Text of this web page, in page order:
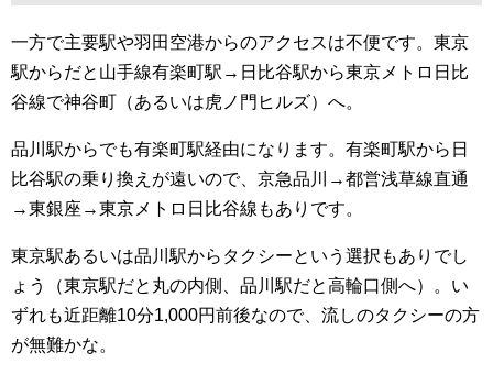
一方で主要駅や羽田空港からのアクセスは不便です。東京
駅からだと山手線有楽町駅→日比谷駅から東京メトロ日比
谷線で神谷町（あるいは虎ノ門ヒルズ）へ。
品川駅からでも有楽町駅経由になります。有楽町駅から日
比谷駅の乗り換えが遠いので、京急品川→都営浅草線直通
→東銀座→東京メトロ日比谷線もありです。
東京駅あるいは品川駅からタクシーという選択もありでし
ょう（東京駅だと丸の内側、品川駅だと高輪口側へ）。い
ずれも近距離10分1,000円前後なので、流しのタクシーの方
が無難かな。